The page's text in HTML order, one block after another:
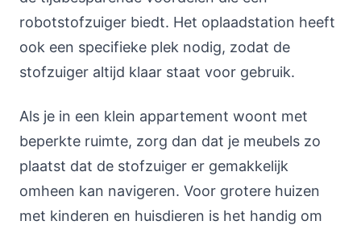
robotstofzuiger biedt. Het oplaadstation heeft
ook een specifieke plek nodig, zodat de
stofzuiger altijd klaar staat voor gebruik.
Als je in een klein appartement woont met
beperkte ruimte, zorg dan dat je meubels zo
plaatst dat de stofzuiger er gemakkelijk
omheen kan navigeren. Voor grotere huizen
met kinderen en huisdieren is het handig om